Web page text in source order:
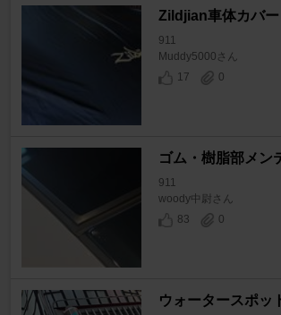
Zildjian車体カバー
911
Muddy5000さん
17
0
ゴム・樹脂部メン
911
woody中尉さん
83
0
ウォータースポッ